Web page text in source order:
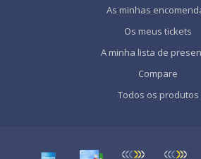
As minhas
Os meus tickets
A minha lista de
Compare
Todos os produtos